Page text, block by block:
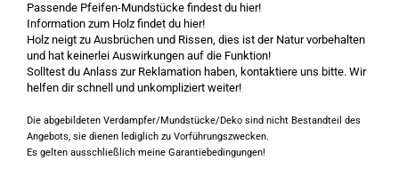
Passende Pfeifen-Mundstücke findest du hier!
Information zum Holz findet du hier!
Holz neigt zu Ausbrüchen und Rissen, dies ist der Natur vorbehalten
und hat keinerlei Auswirkungen auf die Funktion!
Solltest du Anlass zur Reklamation haben, kontaktiere uns bitte. Wir
helfen dir schnell und unkompliziert weiter!
Die abgebildeten Verdampfer/Mundstücke/Deko sind nicht Bestandteil des
Angebots, sie dienen lediglich zu Vorführungszwecken.
Es gelten ausschließlich meine Garantiebedingungen!